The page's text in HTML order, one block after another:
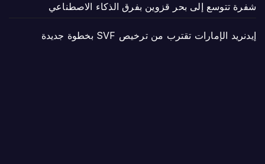
شفرة تتوسع إلى بحر قزوين بفرق الذكاء الاصطناعي
إيدنريد الإمارات تقترب من ترخيص SVF بخطوة جديدة